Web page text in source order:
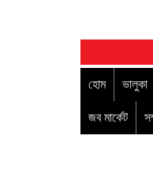
হোম ভালুকা
জব মার্কেট